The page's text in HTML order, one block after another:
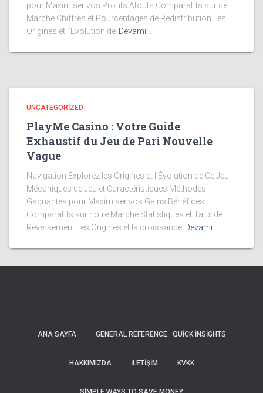
pour Maximiser vos Profits Atouts Comparatifs sur ce
Marché Chiffres et Pourcentages de Redistribution Les
Origines et l’Évolution de Devamı…
UNCATEGORIZED
PlayMe Casino : Votre Guide
Exhaustif du Jeu de Pari Nouvelle
Vague
Navigation Explorez les Origines et l’Évolution de Ce Jeu
Mécaniques de Jeu et Caractéristiques Méthodes
Gagnantes pour Maximiser vos Gains Bénéfices
Comparatifs sur notre Marché Statistiques et Taux de
Reversement Les Origines et la croissance Devamı…
ANA SAYFA GENERAL REFERENCE · QUICK INSIGHTS
HAKKIMIZDA İLETIŞIM KVKK